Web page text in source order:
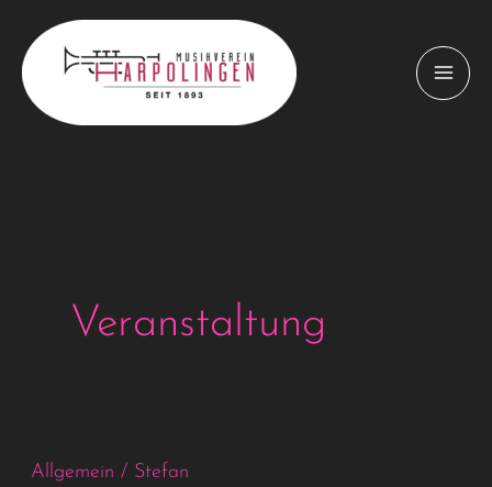
Inhalt
springen
Veranstaltung
Allgemein / Stefan
Musikerball